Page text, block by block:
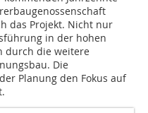
das Projekt. Nicht nur
in der hohen
durch die weitere
Die
Planung den Fokus auf